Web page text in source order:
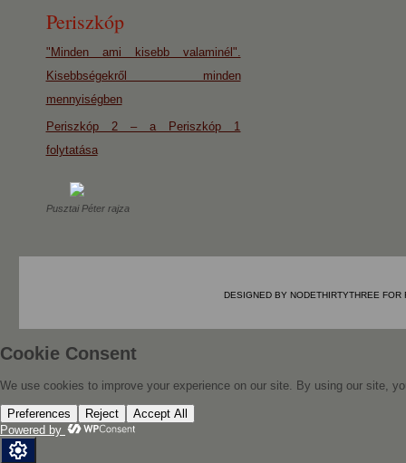
Periszkóp
"Minden ami kisebb valaminél".
Kisebbségekről minden
mennyiségben
Periszkóp 2 – a Periszkóp 1
folytatása
Pusztai Péter rajza
DESIGNED BY NODETHIRTYTHREE FOR